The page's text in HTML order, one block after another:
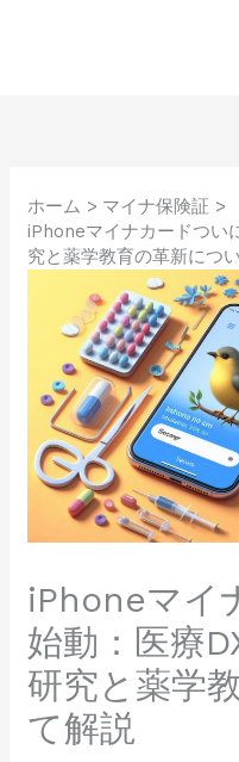
ホーム
マイナ保険証
iPhoneマイナカードつい
究と薬学教育の革新につ
iPhoneマイ
始動：医療
研究と薬学
て解説